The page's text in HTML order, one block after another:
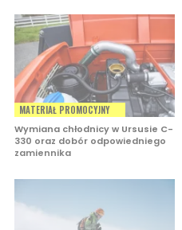
MATERIAŁ PROMOCYJNY
Wymiana chłodnicy w Ursusie C-
330 oraz dobór odpowiedniego
zamiennika